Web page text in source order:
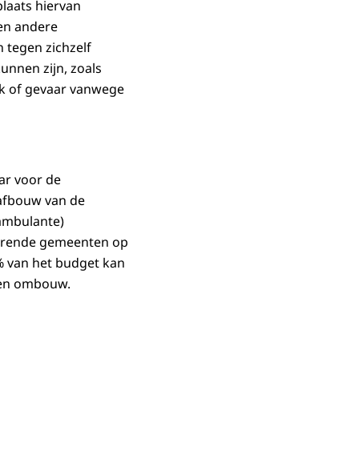
hiervan
andere
tegen zichzelf
zijn, zoals
of gevaar vanwege
voor de
van de
gemeenten op
van het budget kan
ombouw.